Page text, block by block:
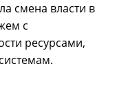
смена власти в
с
ресурсами,